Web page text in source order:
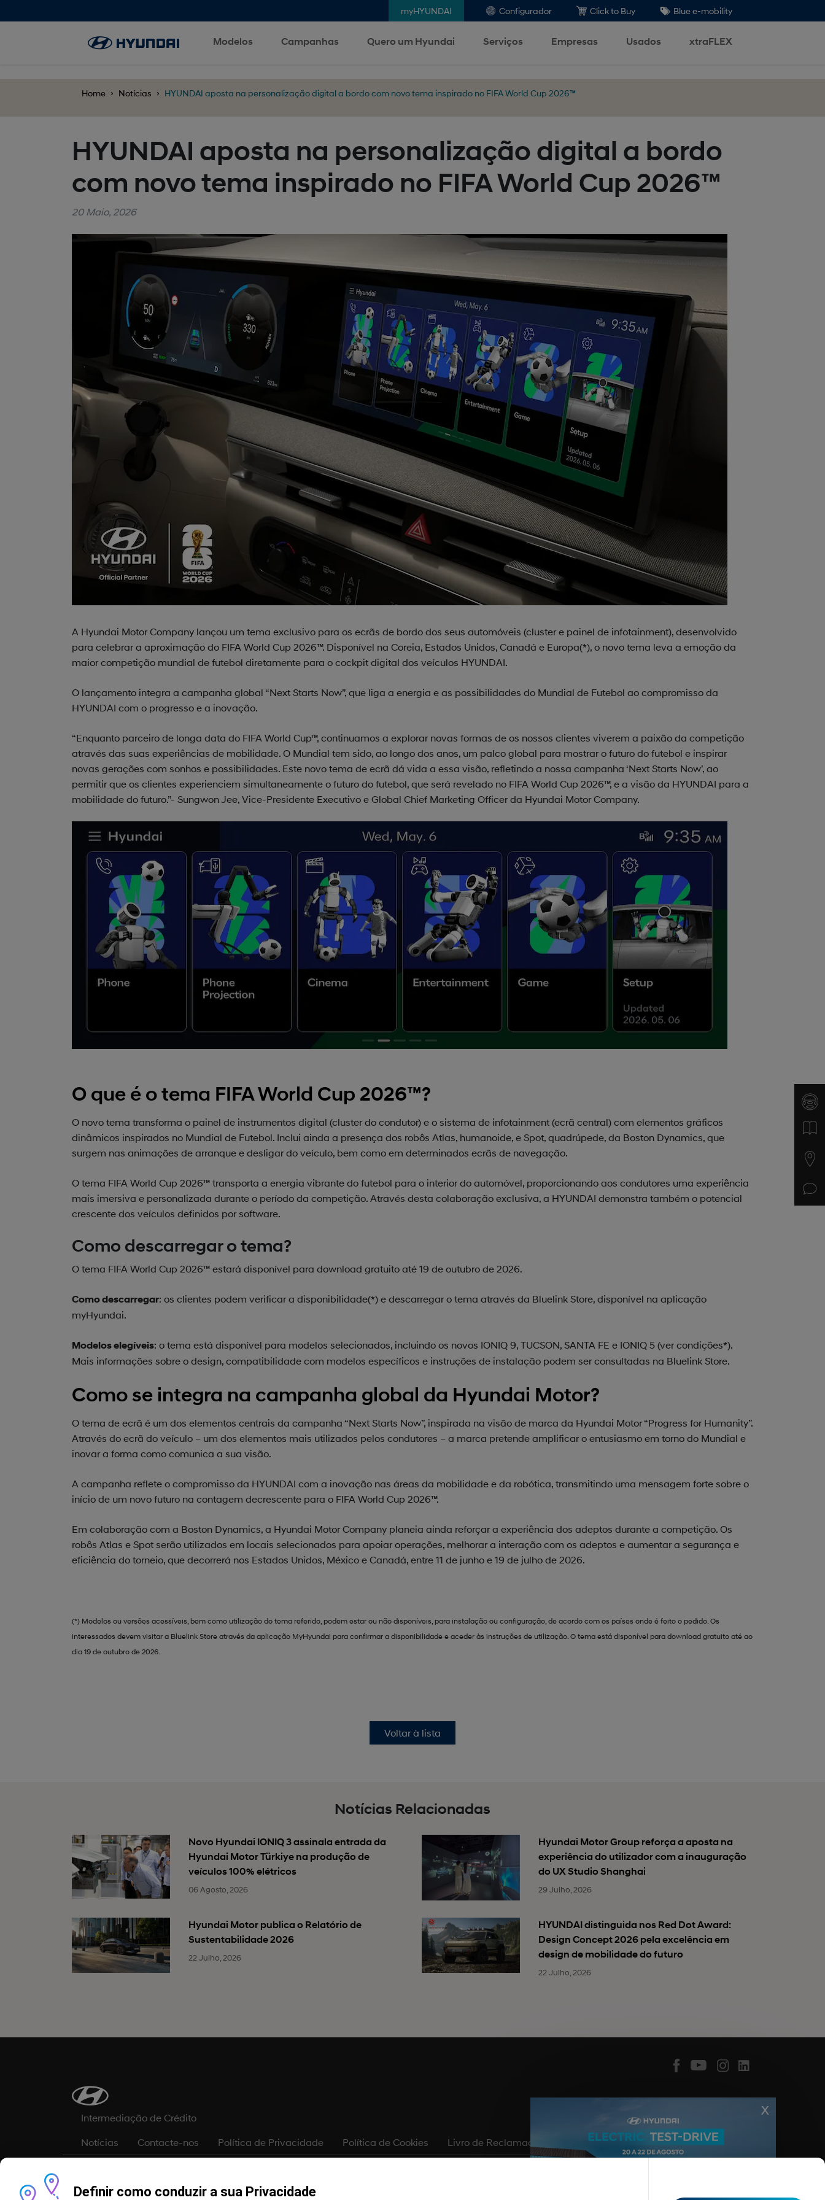
X
myHYUNDAI Configurador Click to Buy Blue e-mobility
Modelos Campanhas Quero um Hyundai Serviços Empresas Usados xtraFLEX
Home Notícias HYUNDAI aposta na personalização digital a bordo com novo tema inspirado no FIFA World Cup 2026™
HYUNDAI aposta na personalização digital a bordo
com novo tema inspirado no FIFA World Cup 2026™
20 Maio, 2026
A Hyundai Motor Company lançou um tema exclusivo para os ecrãs de bordo dos seus automóveis (cluster e painel de infotainment), desenvolvido
para celebrar a aproximação do FIFA World Cup 2026™. Disponível na Coreia, Estados Unidos, Canadá e Europa(*), o novo tema leva a emoção da
maior competição mundial de futebol diretamente para o cockpit digital dos veículos HYUNDAI.
O lançamento integra a campanha global “Next Starts Now”, que liga a energia e as possibilidades do Mundial de Futebol ao compromisso da
HYUNDAI com o progresso e a inovação.
“Enquanto parceiro de longa data do FIFA World Cup™, continuamos a explorar novas formas de os nossos clientes viverem a paixão da competição
através das suas experiências de mobilidade. O Mundial tem sido, ao longo dos anos, um palco global para mostrar o futuro do futebol e inspirar
novas gerações com sonhos e possibilidades. Este novo tema de ecrã dá vida a essa visão, refletindo a nossa campanha ‘Next Starts Now’, ao
permitir que os clientes experienciem simultaneamente o futuro do futebol, que será revelado no FIFA World Cup 2026™, e a visão da HYUNDAI para a
mobilidade do futuro.”- Sungwon Jee, Vice-Presidente Executivo e Global Chief Marketing Officer da Hyundai Motor Company.
O que é o tema FIFA World Cup 2026™?
O novo tema transforma o painel de instrumentos digital (cluster do condutor) e o sistema de infotainment (ecrã central) com elementos gráficos
dinâmicos inspirados no Mundial de Futebol. Inclui ainda a presença dos robôs Atlas, humanoide, e Spot, quadrúpede, da Boston Dynamics, que
surgem nas animações de arranque e desligar do veículo, bem como em determinados ecrãs de navegação.
O tema FIFA World Cup 2026™ transporta a energia vibrante do futebol para o interior do automóvel, proporcionando aos condutores uma experiência
mais imersiva e personalizada durante o período da competição. Através desta colaboração exclusiva, a HYUNDAI demonstra também o potencial
crescente dos veículos definidos por software.
Como descarregar o tema?
O tema FIFA World Cup 2026™ estará disponível para download gratuito até 19 de outubro de 2026.
Como descarregar: os clientes podem verificar a disponibilidade(*) e descarregar o tema através da Bluelink Store, disponível na aplicação
myHyundai.
Modelos elegíveis: o tema está disponível para modelos selecionados, incluindo os novos IONIQ 9, TUCSON, SANTA FE e IONIQ 5 (ver condições*).
Mais informações sobre o design, compatibilidade com modelos específicos e instruções de instalação podem ser consultadas na Bluelink Store.
Como se integra na campanha global da Hyundai Motor?
O tema de ecrã é um dos elementos centrais da campanha “Next Starts Now”, inspirada na visão de marca da Hyundai Motor “Progress for Humanity”.
Através do ecrã do veículo – um dos elementos mais utilizados pelos condutores – a marca pretende amplificar o entusiasmo em torno do Mundial e
inovar a forma como comunica a sua visão.
A campanha reflete o compromisso da HYUNDAI com a inovação nas áreas da mobilidade e da robótica, transmitindo uma mensagem forte sobre o
início de um novo futuro na contagem decrescente para o FIFA World Cup 2026™.
Em colaboração com a Boston Dynamics, a Hyundai Motor Company planeia ainda reforçar a experiência dos adeptos durante a competição. Os
robôs Atlas e Spot serão utilizados em locais selecionados para apoiar operações, melhorar a interação com os adeptos e aumentar a segurança e
eficiência do torneio, que decorrerá nos Estados Unidos, México e Canadá, entre 11 de junho e 19 de julho de 2026.
(*) Modelos ou versões acessíveis, bem como utilização do tema referido, podem estar ou não disponíveis, para instalação ou configuração, de acordo com os países onde é feito o pedido. Os
interessados devem visitar a Bluelink Store através da aplicação MyHyundai para confirmar a disponibilidade e aceder às instruções de utilização. O tema está disponível para download gratuito até ao
dia 19 de outubro de 2026.
Voltar à lista
Notícias Relacionadas
Novo Hyundai IONIQ 3 assinala entrada da
Hyundai Motor Türkiye na produção de
veículos 100% elétricos
06 Agosto, 2026
Hyundai Motor Group reforça a aposta na
experiência do utilizador com a inauguração
do UX Studio Shanghai
29 Julho, 2026
Hyundai Motor publica o Relatório de
Sustentabilidade 2026
22 Julho, 2026
HYUNDAI distinguida nos Red Dot Award:
Design Concept 2026 pela excelência em
design de mobilidade do futuro
22 Julho, 2026
Notícias Contacte-nos Política de Privacidade Política de Cookies Livro de Reclamações Canal de denúncias
Intermediação de Crédito
sem aviso prévio. Todas as informações, conteúdos e dados aqui apresentados deverão ser confirmados junto de um Concessionário/Reparador Autorizado Hyundai.
Definir como conduzir a sua Privacidade